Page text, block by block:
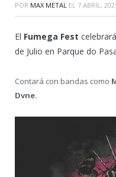
POR MAX METAL EL 7 ABRIL,
El Fumega Fest
de Julio en Parque do
Contará con bandas como
Dvne.